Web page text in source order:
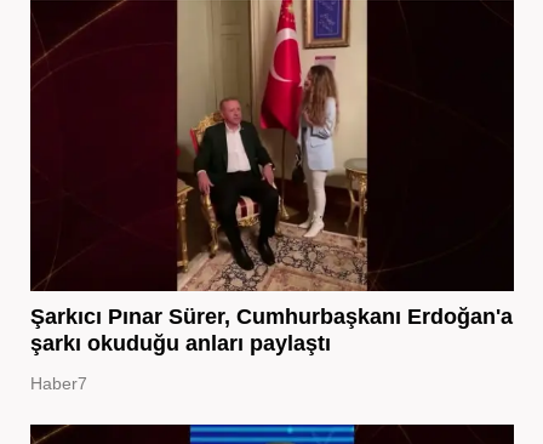
Şarkıcı Pınar Sürer, Cumhurbaşkanı Erdoğan'a
şarkı okuduğu anları paylaştı
Haber7